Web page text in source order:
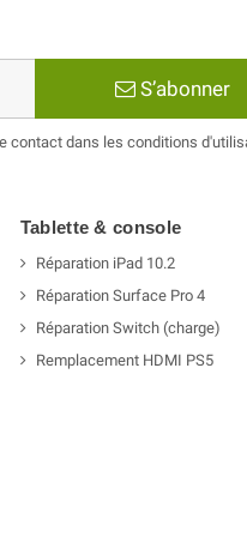
S’abonner
contact dans les conditions
Tablette & console
Réparation iPad 10.2
Réparation Surface Pro 4
Réparation Switch (charge)
Remplacement HDMI PS5